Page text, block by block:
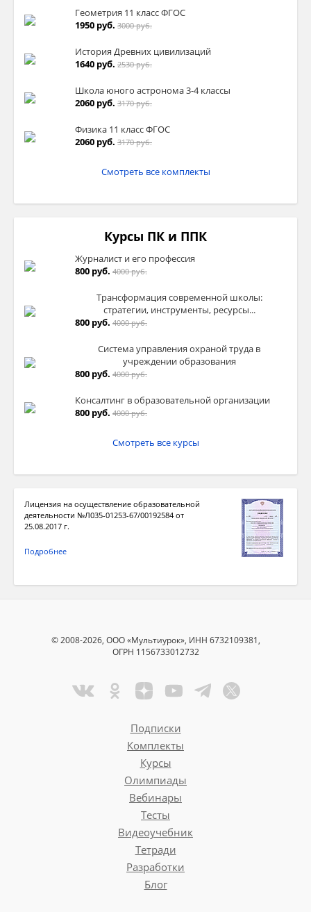
Геометрия 11 класс ФГОС
1950 руб. 3000 руб.
История Древних цивилизаций
1640 руб. 2530 руб.
Школа юного астронома 3-4 классы
2060 руб. 3170 руб.
Физика 11 класс ФГОС
2060 руб. 3170 руб.
Смотреть все комплекты
Курсы ПК и ППК
Журналист и его профессия
800 руб. 4000 руб.
Трансформация современной школы:
стратегии, инструменты, ресурсы...
800 руб. 4000 руб.
Система управления охраной труда в
учреждении образования
800 руб. 4000 руб.
Консалтинг в образовательной организации
800 руб. 4000 руб.
Смотреть все курсы
Лицензия на осуществление образовательной
деятельности №Л035-01253-67/00192584 от
25.08.2017 г.
Подробнее
© 2008-2026, ООО «Мультиурок», ИНН 6732109381,
ОГРН 1156733012732
Подписки
Комплекты
Курсы
Олимпиады
Вебинары
Тесты
Видеоучебник
Тетради
Разработки
Блог